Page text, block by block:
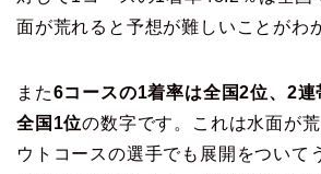
面が荒れると予想が難しいことがわ
また6コースの1着率は全国2位、2連
全国1位の数字です。これは水面が
ウトコースの選手でも展開をついて